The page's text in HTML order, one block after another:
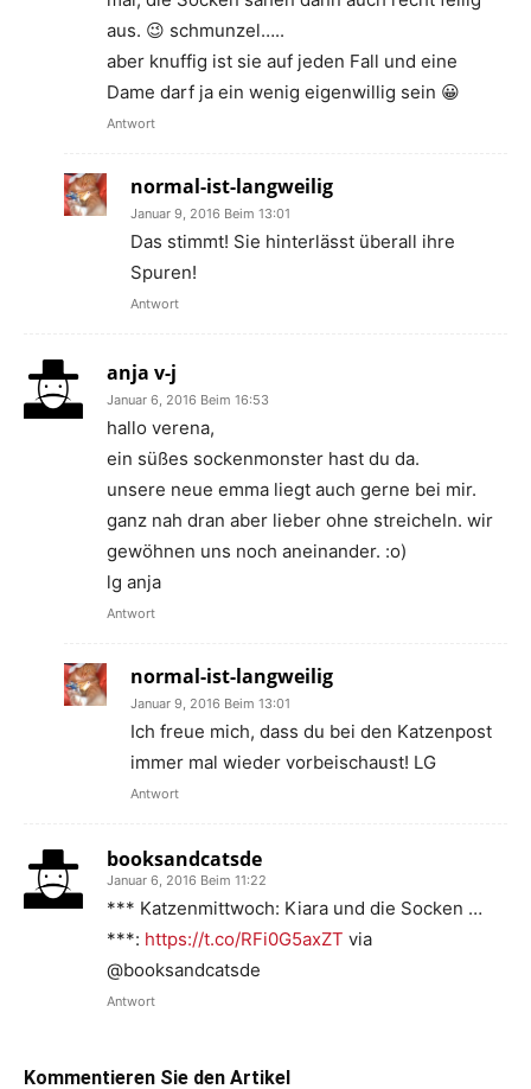
aus. 😉 schmunzel…..
aber knuffig ist sie auf jeden Fall und eine
Dame darf ja ein wenig eigenwillig sein 😀
Antwort
normal-ist-langweilig
Januar 9, 2016 Beim 13:01
Das stimmt! Sie hinterlässt überall ihre
Spuren!
Antwort
anja v-j
Januar 6, 2016 Beim 16:53
hallo verena,
ein süßes sockenmonster hast du da.
unsere neue emma liegt auch gerne bei mir.
ganz nah dran aber lieber ohne streicheln. wir
gewöhnen uns noch aneinander. :o)
lg anja
Antwort
normal-ist-langweilig
Januar 9, 2016 Beim 13:01
Ich freue mich, dass du bei den Katzenpost
immer mal wieder vorbeischaust! LG
Antwort
booksandcatsde
Januar 6, 2016 Beim 11:22
*** Katzenmittwoch: Kiara und die Socken …
***: https://t.co/RFi0G5axZT via
@booksandcatsde
Antwort
Kommentieren Sie den Artikel